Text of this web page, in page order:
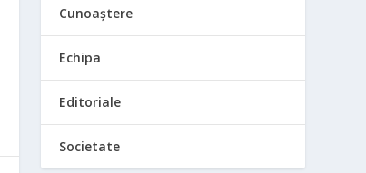
Cunoaștere
Echipa
Editoriale
Societate